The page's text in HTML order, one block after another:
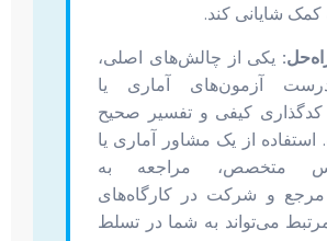
کمک شایانی کند.
یکی از چالش‌های اصلی،
آزمون‌های آماری یا
کیفی و تفسیر صحیح
استفاده از یک مشاور آماری یا
متخصص، مراجعه به
و شرکت در کارگاه‌های
می‌تواند به شما در تسلط